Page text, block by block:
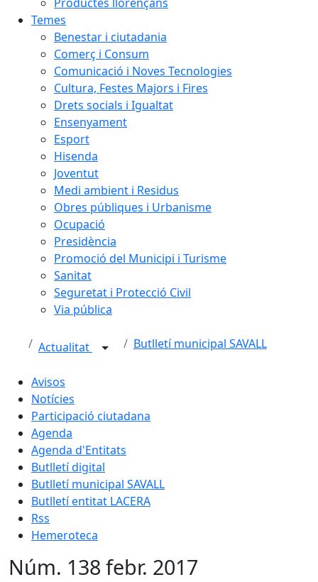
Temes
Benestar i ciutadania
Comerç i Consum
Comunicació i Noves Tecnologies
Cultura, Festes Majors i Fires
Drets socials i Igualtat
Ensenyament
Esport
Hisenda
Joventut
Medi ambient i Residus
Obres públiques i Urbanisme
Ocupació
Presidència
Promoció del Municipi i Turisme
Sanitat
Seguretat i Protecció Civil
Via pública
Actualitat Butlletí municipal SAVALL
Avisos
Notícies
Participació ciutadana
Agenda
Agenda d'Entitats
Butlletí digital
Butlletí municipal SAVALL
Butlletí entitat LACERA
Rss
Hemeroteca
Núm. 138 febr. 2017